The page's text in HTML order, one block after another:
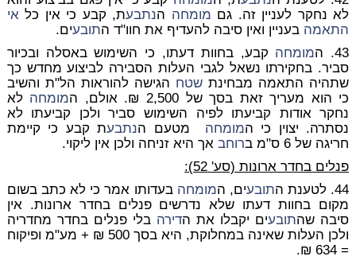
לא נחקר לעניין זה. גם מומחה הנתבעת, קבע כי אין כל אי
התאמה בעניין ואין סיבה להעדיף את חוו"ד התובעים.
43. ה
מומחה קבע, בחוות דעתו, כי השימוש באסלה ובכיור
סביר. בחקירתו נשאל לגבי העלות הסבירה לביצוע מחדש כך
שתהיה התאמה מבחינת שטח הגישה להוראות הל"ת והשיב
כי הוא מעריך זאת בסך של 2,500 ₪. אולם, ה
מומחה לא
נחקר אודות קביעתו לפיה השימוש סביר ולכן קביעתו לא
נסתרה. יצוין כי המומחה מטעם הנתבעת קבע כי קיימת
חריגה של 6 ס"מ ב
רוחבאך היא זניחה ולכן אין ליקוי.
פנלים בחדר ארונות (סע' 52):
44. לטענת ה
תובעים, המומחה בעדותו אמר כי לא כתב בשום
מקום בחוות דעתו שלא נדרשים פנלים בחדר ארונות. אין
סיבה שהתובעים יקבלו את הדירה בלי פנלים בחדר מחדריה
ולכן העלות שאינה במחלוקת, היא בסך 500 ₪ + מע"מ ופיקוח
= 634 ₪.